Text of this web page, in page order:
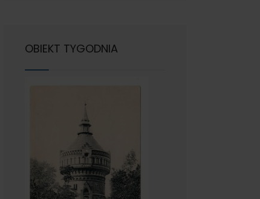
OBIEKT TYGODNIA